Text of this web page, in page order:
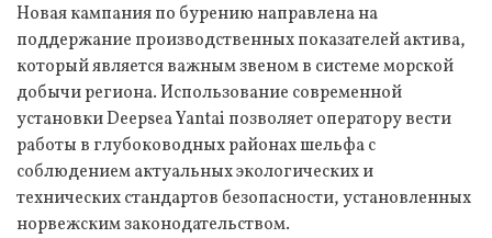
Новая кампания по бурению направлена на
поддержание производственных показателей актива,
который является важным звеном в системе морской
добычи региона. Использование современной
установки Deepsea Yantai позволяет оператору вести
работы в глубоководных районах шельфа с
соблюдением актуальных экологических и
технических стандартов безопасности, установленных
норвежским законодательством.